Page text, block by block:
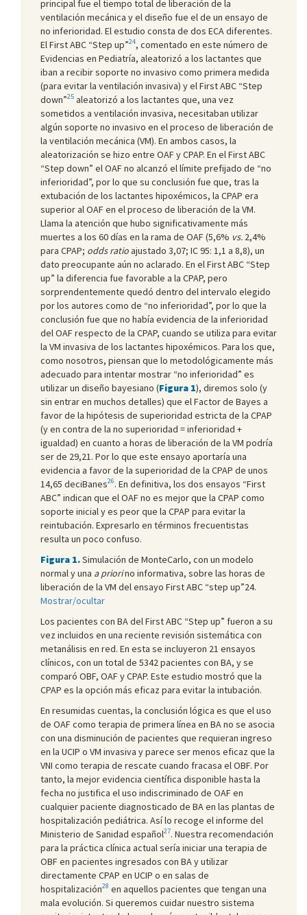
principal fue el tiempo total de liberación de la
ventilación mecánica y el diseño fue el de un ensayo de
no inferioridad. El estudio consta de dos ECA diferentes.
El First ABC “Step up”24, comentado en este número de
Evidencias en Pediatría, aleatorizó a los lactantes que
iban a recibir soporte no invasivo como primera medida
(para evitar la ventilación invasiva) y el First ABC “Step
down”25 aleatorizó a los lactantes que, una vez
sometidos a ventilación invasiva, necesitaban utilizar
algún soporte no invasivo en el proceso de liberación de
la ventilación mecánica (VM). En ambos casos, la
aleatorización se hizo entre OAF y CPAP. En el First ABC
“Step down” el OAF no alcanzó el límite prefijado de “no
inferioridad”, por lo que su conclusión fue que, tras la
extubación de los lactantes hipoxémicos, la CPAP era
superior al OAF en el proceso de liberación de la VM.
Llama la atención que hubo significativamente más
muertes a los 60 días en la rama de OAF (5,6% vs. 2,4%
para CPAP; odds ratioajustado 3,07; IC 95: 1,1 a 8,8), un
dato preocupante aún no aclarado. En el First ABC “Step
up” la diferencia fue favorable a la CPAP, pero
sorprendentemente quedó dentro del intervalo elegido
por los autores como de “no inferioridad”, por lo que la
conclusión fue que no había evidencia de la inferioridad
del OAF respecto de la CPAP, cuando se utiliza para evitar
la VM invasiva de los lactantes hipoxémicos. Para los que,
como nosotros, piensan que lo metodológicamente más
adecuado para intentar mostrar “no inferioridad” es
utilizar un diseño bayesiano (Figura 1), diremos solo (y
sin entrar en muchos detalles) que el Factor de Bayes a
favor de la hipótesis de superioridad estricta de la CPAP
(y en contra de la no superioridad = inferioridad +
igualdad) en cuanto a horas de liberación de la VM podría
ser de 29,21. Por lo que este ensayo aportaría una
evidencia a favor de la superioridad de la CPAP de unos
14,65 deciBanes26. En definitiva, los dos ensayos “First
ABC” indican que el OAF no es mejor que la CPAP como
soporte inicial y es peor que la CPAP para evitar la
reintubación. Expresarlo en términos frecuentistas
resulta un poco confuso.
Figura 1.Simulación de MonteCarlo, con un modelo
normal y una a priorino informativa, sobre las horas de
liberación de la VM del ensayo First ABC “step up”24.
Mostrar/ocultar
Los pacientes con BA del First ABC “Step up” fueron a su
vez incluidos en una reciente revisión sistemática con
metanálisis en red. En esta se incluyeron 21 ensayos
clínicos, con un total de 5342 pacientes con BA, y se
comparó OBF, OAF y CPAP. Este estudio mostró que la
CPAP es la opción más eficaz para evitar la intubación.
En resumidas cuentas, la conclusión lógica es que el uso
de OAF como terapia de primera línea en BA no se asocia
con una disminución de pacientes que requieran ingreso
en la UCIP o VM invasiva y parece ser menos eficaz que la
VNI como terapia de rescate cuando fracasa el OBF. Por
tanto, la mejor evidencia científica disponible hasta la
fecha no justifica el uso indiscriminado de OAF en
cualquier paciente diagnosticado de BA en las plantas de
hospitalización pediátrica. Así lo recoge el informe del
Ministerio de Sanidad español27. Nuestra recomendación
para la práctica clínica actual sería iniciar una terapia de
OBF en pacientes ingresados con BA y utilizar
directamente CPAP en UCIP o en salas de
hospitalización28 en aquellos pacientes que tengan una
mala evolución. Si queremos cuidar nuestro sistema